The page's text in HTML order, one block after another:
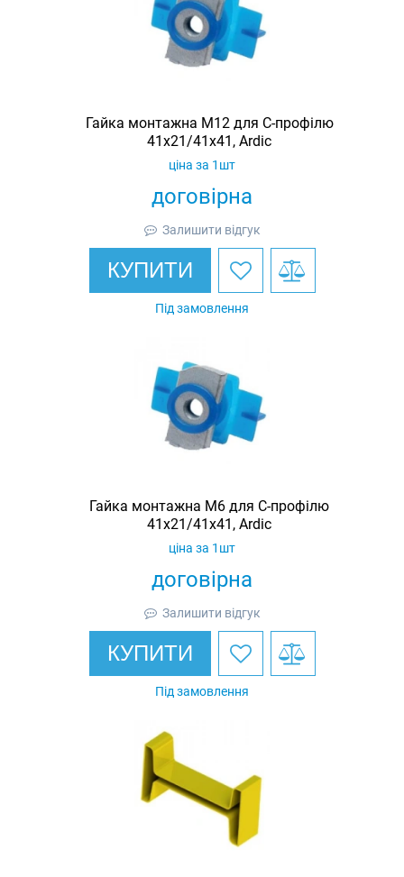
Гайка монтажна M12 для C-профілю
41х21/41х41, Ardic
договірна
ціна за 1шт
Залишити відгук
КУПИТИ
Під замовлення
Гайка монтажна M6 для C-профілю
41х21/41х41, Ardic
договірна
ціна за 1шт
Залишити відгук
КУПИТИ
Під замовлення